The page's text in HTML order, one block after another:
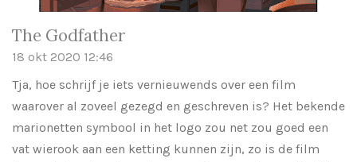
The Godfather
18 okt 2020 12:46
Tja, hoe schrijf je iets vernieuwends over een film
waarover al zoveel gezegd en geschreven is? Het bekende
marionetten symbool in het logo zou net zou goed een
vat wierook aan een ketting kunnen zijn, zo is de film